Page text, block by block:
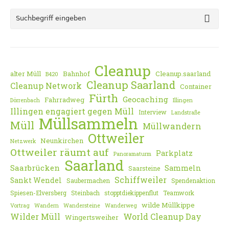
alter Müll B420 Bahnhof Cleanup Cleanup.saarland
Cleanup Network Cleanup Saarland Container
Dörrenbach Fahrradweg Fürth Geocaching Illingen
Illingen engagiert gegen Müll Interview Landstraße
Müll Müllsammeln Müllwandern
Netzwerk Neunkirchen Ottweiler
Ottweiler räumt auf Panoramaturm Parkplatz
Saarbrücken Saarland Saarsteine Sammeln
Sankt Wendel
Saubermachen Schiffweiler Spendenaktion
Spiesen-Elversberg Steinbach stopptdiekippenflut Teamwork
Vortrag Wandern Wandersteine Wanderweg wilde Müllkippe
Wilder Müll Wingertsweiher World Cleanup Day